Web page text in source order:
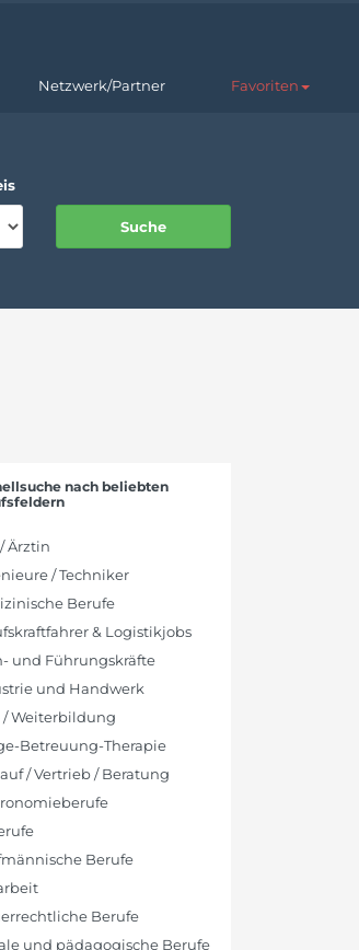
Netzwerk/Partner Favoriten
nach beliebten
Ärztin
/ Techniker
Berufe
& Logistikjobs
und Führungskräfte
und Handwerk
/ Weiterbildung
Betreuung-Therapie
/ Vertrieb / Beratung
Berufe
Berufe
und pädagogische Berufe